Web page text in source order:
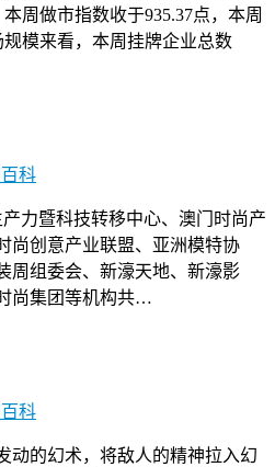
周做市指数收于935.37点，本周
规模来看，本周挂牌企业总数
科
力暨科技转移中心、澳门时尚产
尚创意产业联盟、亚洲模特协
周组委会、新濠天地、新濠影
尚集团等机构共…
科
动的幻术，将敌人的精神拉入幻